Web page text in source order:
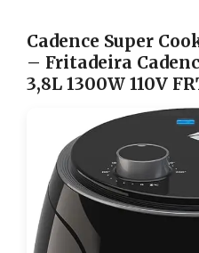
Cadence Super
– Fritadeira
3,8L 1300W 110V